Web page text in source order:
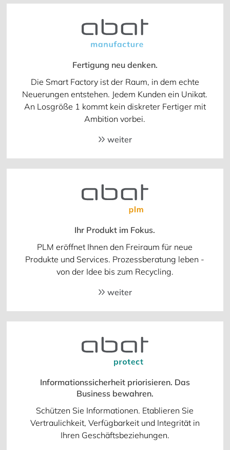
Fertigung neu denken.
Die Smart Factory ist der Raum, in dem echte
Neuerungen entstehen. Jedem Kunden ein Unikat.
An Losgröße 1 kommt kein diskreter Fertiger mit
Ambition vorbei.
weiter
Ihr Produkt im Fokus.
PLM eröffnet Ihnen den Freiraum für neue
Produkte und Services. Prozessberatung leben -
von der Idee bis zum Recycling.
weiter
Informationssicherheit priorisieren. Das
Business bewahren.
Schützen Sie Informationen. Etablieren Sie
Vertraulichkeit, Verfügbarkeit und Integrität in
Ihren Geschäftsbeziehungen.